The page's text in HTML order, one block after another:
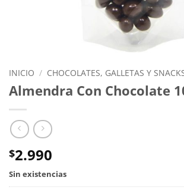
INICIO / CHOCOLATES, GALLETAS Y
Almendra Con Chocolate
$2.990
Sin existencias